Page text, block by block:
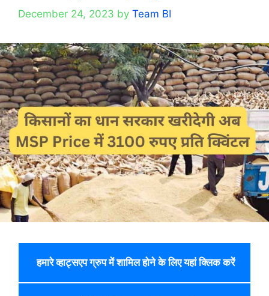
December 24, 2023 by Team BI
हमारे व्हाट्सएप ग्रुप में शामिल होने के लिए यहां क्लिक करें